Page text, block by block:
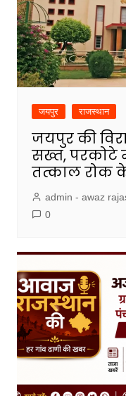
जयपुर राजस्थान
जयपुर की
सख्त, परकोटे
तत्काल रोक
admin - awaz
0